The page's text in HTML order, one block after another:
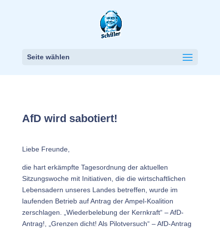
Seite wählen
AfD wird sabotiert!
Liebe Freunde,
die hart erkämpfte Tagesordnung der aktuellen
Sitzungswoche mit Initiativen, die die wirtschaftlichen
Lebensadern unseres Landes betreffen, wurde im
laufenden Betrieb auf Antrag der Ampel-Koalition
zerschlagen. „Wiederbelebung der Kernkraft“ – AfD-
Antrag!, „Grenzen dicht! Als Pilotversuch“ – AfD-Antrag